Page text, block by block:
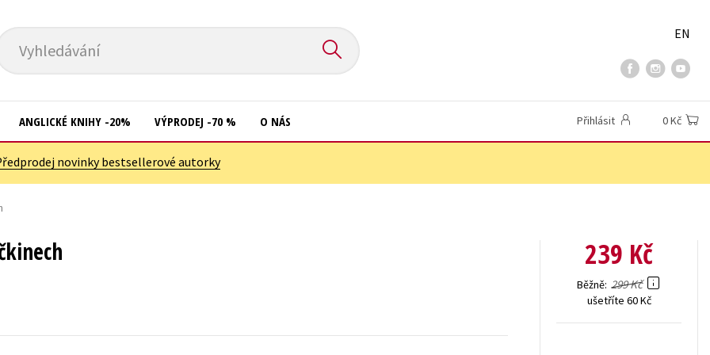
Vyhledávání
EN
New Adult
ANGLICKÉ KNIHY -20% VÝPRODEJ -70 % O NÁS Přihlásit 0 Kč
novinky bestsellerové autorky
239 Kč
Běžně 299 Kč
ušetříte 60 Kč